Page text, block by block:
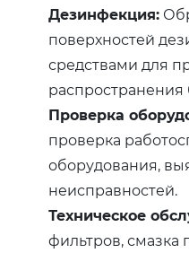
Дезинфекция:
поверхностей
средствами для
распространения
Проверка
проверка
оборудования,
неисправностей.
Техническое
фильтров,